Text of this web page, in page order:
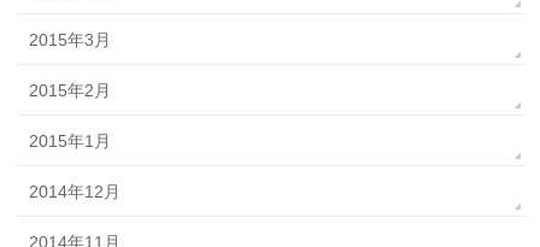
2015年3月
2015年2月
2015年1月
2014年12月
2014年11月